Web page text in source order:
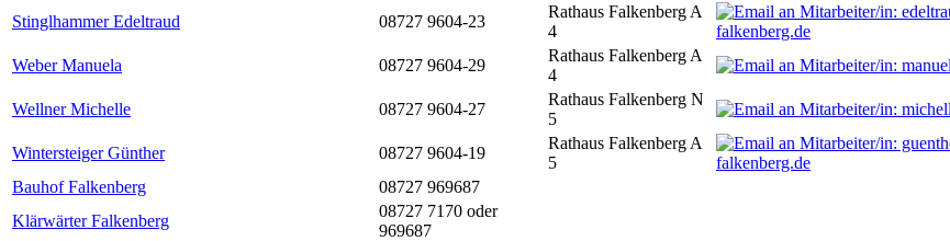
Stinglhammer Edeltraud 08727 9604-23
Rathaus Falkenberg A
4
falkenberg.de
Weber Manuela
08727 9604-29
Rathaus Falkenberg A
4
Wellner Michelle 08727 9604-27
Rathaus Falkenberg N
5
Wintersteiger Günther 08727 9604-19
Rathaus Falkenberg A
5
falkenberg.de
Bauhof Falkenberg
08727 969687
Klärwärter Falkenberg
08727 7170 oder
969687